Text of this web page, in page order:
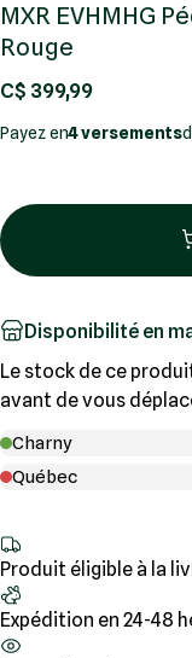
MXR EVHMHG
Rouge
C$ 399,99
Payez en4 versements
Disponibilité en
Le stock de ce
avant de vous
Charny
Québec
Produit éligible à la
Expédition en 24-48